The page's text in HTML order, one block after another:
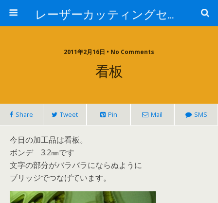
レーザーカッティングセンター 株式会社 中本鉄工所
2011年2月16日 • No Comments
看板
Share Tweet Pin Mail SMS
今日の加工品は看板。
ボンデ 3.2㎜です
文字の部分がバラバラにならぬように
ブリッジでつなげています。